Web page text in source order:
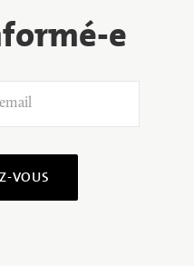
e
VOUS